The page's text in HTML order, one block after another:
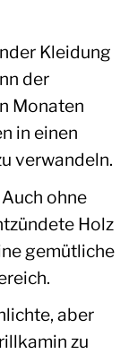
Kleidung
der
Monaten
in einen
verwandeln.
Auch ohne
Holz
gemütliche
aber
zu